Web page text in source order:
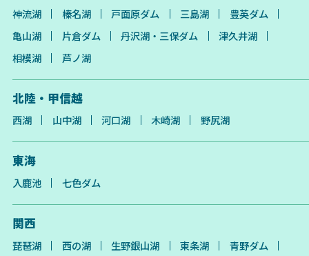
神流湖
榛名湖 戸面原ダム 三島湖
豊英ダム
亀山湖
片倉ダム 丹沢湖・三保ダム
津久井湖
相模湖
芦ノ湖
北陸・甲信越
西湖 山中湖 河口湖 木崎湖 野尻湖
東海
入鹿池 七色ダム
関西
琵琶湖 西の湖 生野銀山湖 東条湖
青野ダム